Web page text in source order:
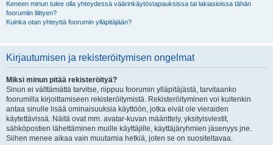
Keneen minun tulee olla yhteydessä väärinkäytöstapauksissa tai lakiasioissa tähän
foorumiin liittyen?
Kuinka otan yhteyttä foorumin ylläpitäjään?
Kirjautumisen ja rekisteröitymisen ongelmat
Miksi minun pitää rekisteröityä?
Sinun ei välttämättä tarvitse, riippuu foorumin ylläpitäjästä, tarvitaanko
foorumilla kirjoittamiseen rekisteröitymistä. Rekisteröityminen voi kuitenkin
antaa sinulle lisää ominaisuuksia käyttöön, jotka eivät ole vieraiden
käytettävissä. Näitä ovat mm. avatar-kuvan määrittely, yksityisviestit,
sähköpostien lähettäminen muille käyttäjille, käyttäjäryhmien jäsenyys jne.
Siihen menee aikaa vain muutamia hetkiä, joten se on suositeltavaa.